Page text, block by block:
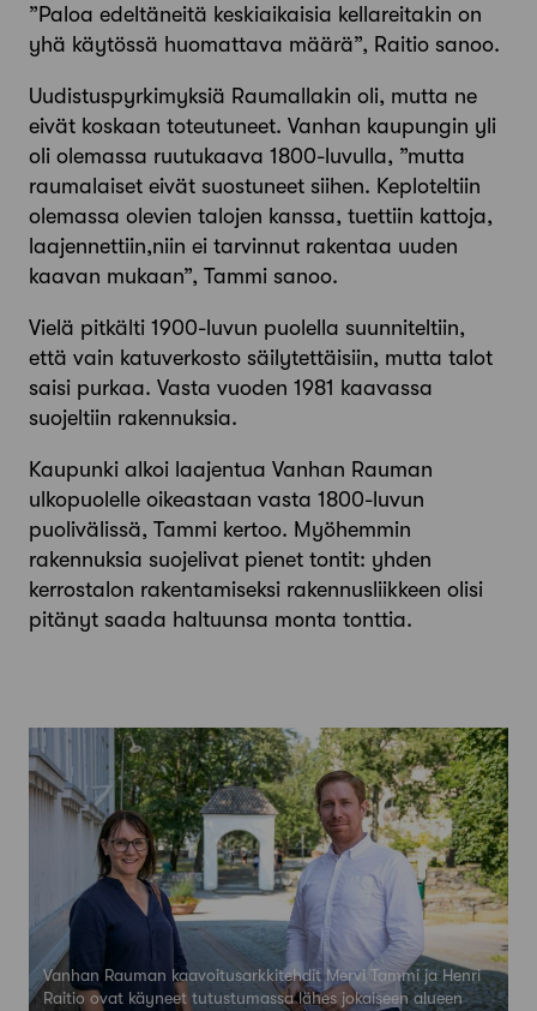
”Paloa edeltäneitä keskiaikaisia kellareitakin on
yhä käytössä huomattava määrä”, Raitio sanoo.
Uudistuspyrkimyksiä Raumallakin oli, mutta ne
eivät kos­kaan toteutuneet. Vanhan kaupungin yli
oli olemassa ruutu­kaava 1800­-luvulla, ”mutta
raumalaiset eivät suostuneet siihen. Keploteltiin
olemassa olevien talojen kanssa, tuettiin kattoja,
laajennettiin,niin ei tarvinnut rakentaa uuden
kaavan mukaan”, Tammi sanoo.
Vielä pitkälti 1900­-luvun puolella suunniteltiin,
että vain katuverkosto säilytettäisiin, mutta talot
saisi purkaa. Vasta vuo­den 1981 kaavassa
suojeltiin rakennuksia.
Kaupunki alkoi laajentua Vanhan Rauman
ulkopuolelle oike­astaan vasta 1800­-luvun
puolivälissä, Tammi kertoo. Myöhem­min
rakennuksia suojelivat pienet tontit: yhden
kerrostalon rakentamiseksi rakennusliikkeen olisi
pitänyt saada haltuunsa monta tonttia.
Vanhan Rauman kaavoitusarkkitehdit Mervi Tammi ja Henri
Raitio ovat käyneet tutustumassa lähes jokaiseen alueen